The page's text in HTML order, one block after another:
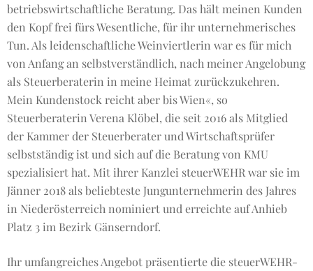
betriebswirtschaftliche Beratung. Das hält meinen Kunden
den Kopf frei fürs Wesentliche, für ihr unternehmerisches
Tun. Als leidenschaftliche Weinviertlerin war es für mich
von Anfang an selbstverständlich, nach meiner Angelobung
als Steuerberaterin in meine Heimat zurückzukehren.
Mein Kundenstock reicht aber bis Wien«, so
Steuerberaterin Verena Klöbel, die seit 2016 als Mitglied
der Kammer der Steuerberater und Wirtschaftsprüfer
selbstständig ist und sich auf die Beratung von KMU
spezialisiert hat. Mit ihrer Kanzlei steuerWEHR war sie im
Jänner 2018 als beliebteste Jungunternehmerin des Jahres
in Niederösterreich nominiert und erreichte auf Anhieb
Platz 3 im Bezirk Gänserndorf.
Ihr umfangreiches Angebot präsentierte die steuerWEHR-